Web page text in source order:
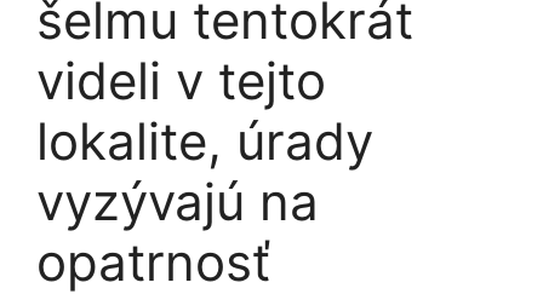
šelmu tentokrát
videli v tejto
lokalite, úrady
vyzývajú na
opatrnosť